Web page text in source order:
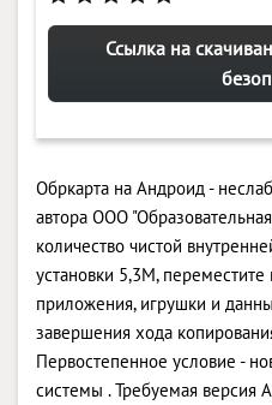
Ссылка на
Обркарта на Андроид -
автора ООО
количество чистой
установки 5,3M,
приложения, игрушки и
завершения хода
Первостепенное условие -
системы . Требуемая версия